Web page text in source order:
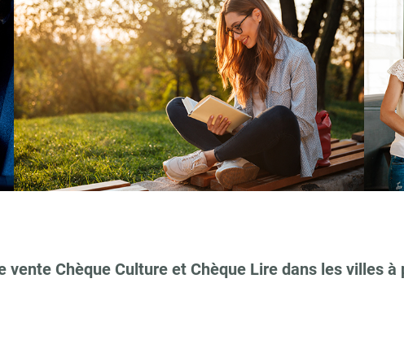
vente Chèque Culture et Chèque Lire dans les villes à